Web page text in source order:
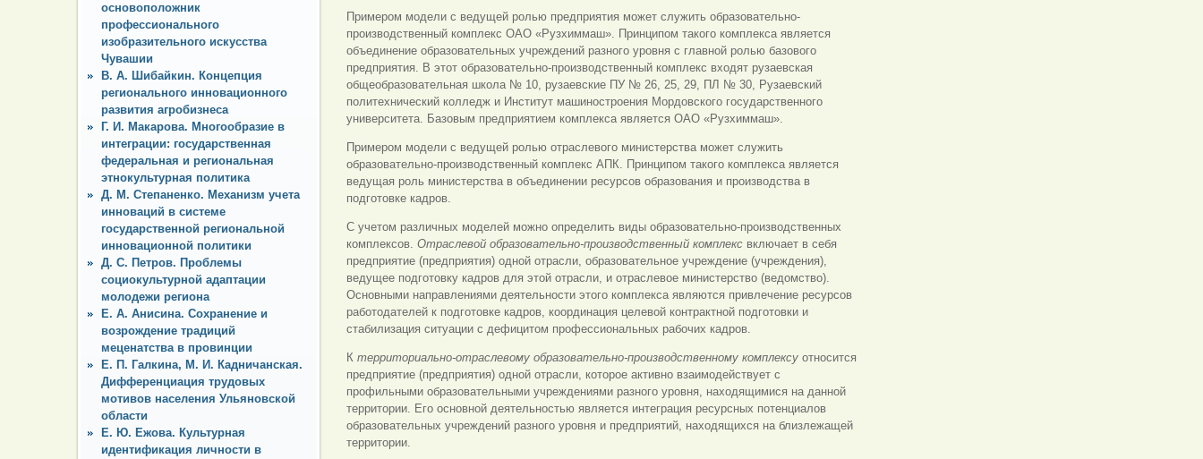
основоположник
профессионального
изобразительного искусства
Чувашии
В. А. Шибайкин. Концепция
регионального инновационного
развития агробизнеса
Г. И. Макарова. Многообразие в
интеграции: государственная
федеральная и региональная
этнокультурная политика
Д. М. Степаненко. Механизм учета
инноваций в системе
государственной региональной
инновационной политики
Д. С. Петров. Проблемы
социокультурной адаптации
молодежи региона
Е. А. Анисина. Сохранение и
возрождение традиций
меценатства в провинции
Е. П. Галкина, М. И. Кадничанская.
Дифференциация трудовых
мотивов населения Ульяновской
области
Е. Ю. Ежова. Культурная
идентификация личности в
Примером модели с ведущей ролью предприятия может служить образовательно-
производственный комплекс ОАО «Рузхиммаш». Принципом такого комплекса является
объединение образовательных учреждений разного уровня с главной ролью базового
предприятия. В этот образовательно-производственный комплекс входят рузаевская
общеобразовательная школа № 10, рузаевские ПУ № 26, 25, 29, ПЛ № 30, Рузаевский
политехнический колледж и Институт машиностроения Мордовского государственного
университета. Базовым предприятием комплекса является ОАО «Рузхиммаш».
Примером модели с ведущей ролью отраслевого министерства может служить
образовательно-производственный комплекс АПК. Принципом такого комплекса является
ведущая роль министерства в объединении ресурсов образования и производства в
подготовке кадров.
С учетом различных моделей можно определить виды образовательно-производственных
комплексов. Отраслевой образовательно-производственный комплекс включает в себя
предприятие (предприятия) одной отрасли, образовательное учреждение (учреждения),
ведущее подготовку кадров для этой отрасли, и отраслевое министерство (ведомство).
Основными направлениями деятельности этого комплекса являются привлечение ресурсов
работодателей к подготовке кадров, координация целевой контрактной подготовки и
стабилизация ситуации с дефицитом профессиональных рабочих кадров.
К территориально-отраслевому образовательно-производственному комплексу относится
предприятие (предприятия) одной отрасли, которое активно взаимодействует с
профильными образовательными учреждениями разного уровня, находящимися на данной
территории. Его основной деятельностью является интеграция ресурсных потенциалов
образовательных учреждений разного уровня и предприятий, находящихся на близлежащей
территории.